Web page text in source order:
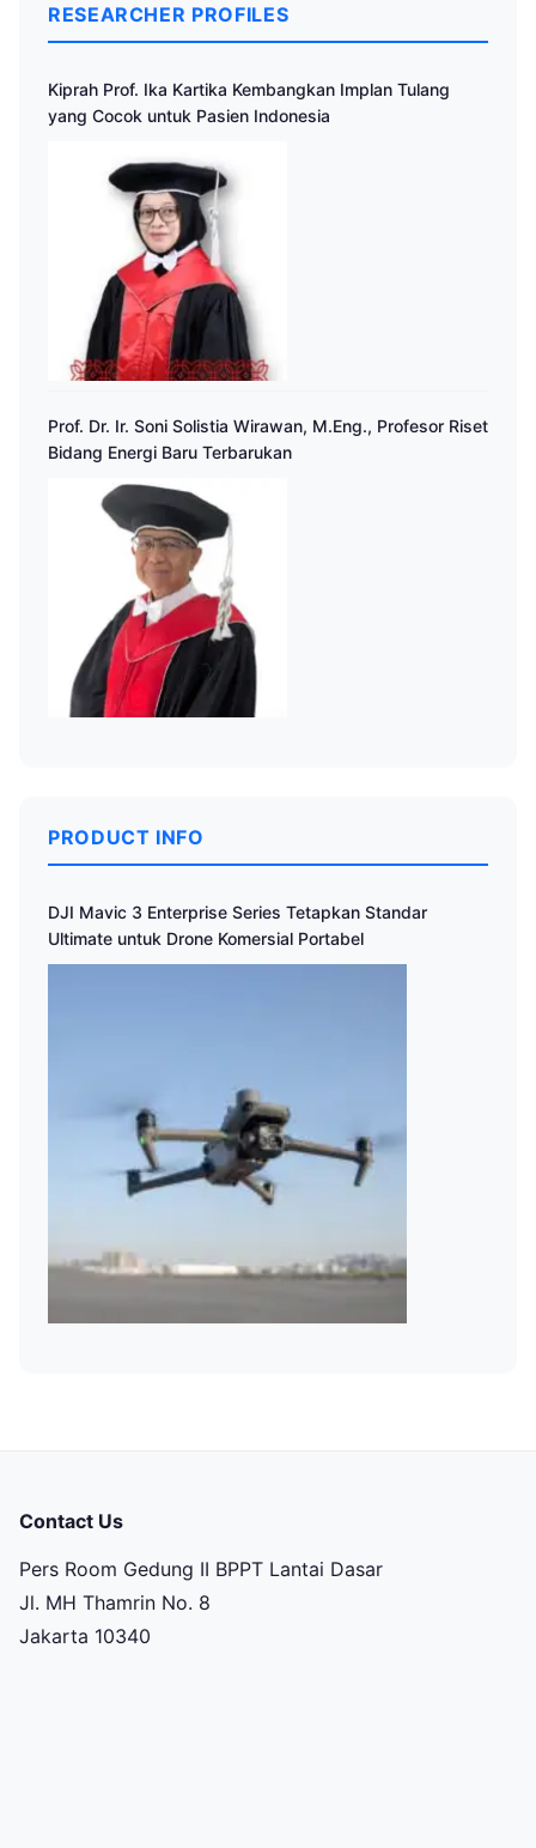
RESEARCHER PROFILES
Kiprah Prof. Ika Kartika Kembangkan Implan Tulang
yang Cocok untuk Pasien Indonesia
Prof. Dr. Ir. Soni Solistia Wirawan, M.Eng., Profesor Riset
Bidang Energi Baru Terbarukan
PRODUCT INFO
DJI Mavic 3 Enterprise Series Tetapkan Standar
Ultimate untuk Drone Komersial Portabel
Contact Us
Pers Room Gedung II BPPT Lantai Dasar
Jl. MH Thamrin No. 8
Jakarta 10340